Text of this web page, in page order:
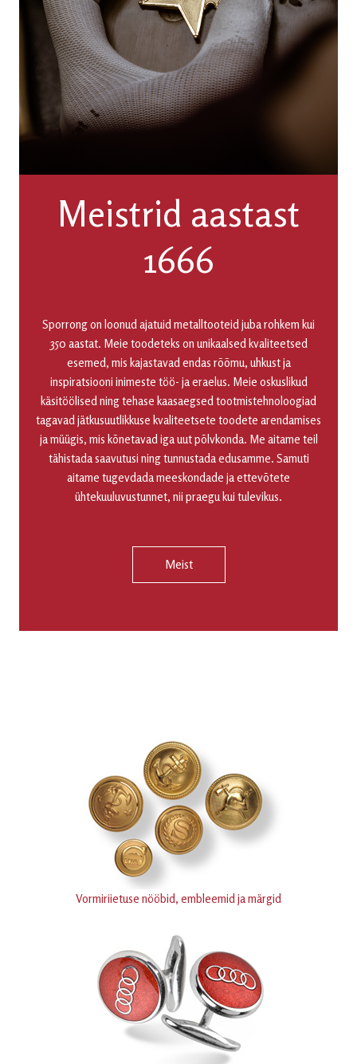
Meistrid aastast
1666
Sporrong on loonud ajatuid metalltooteid juba rohkem kui
350 aastat. Meie toodeteks on unikaalsed kvaliteetsed
esemed, mis kajastavad endas rõõmu, uhkust ja
inspiratsiooni inimeste töö- ja eraelus. Meie oskuslikud
käsitöölised ning tehase kaasaegsed tootmistehnoloogiad
tagavad jätkusuutlikkuse kvaliteetsete toodete arendamises
ja müügis, mis kõnetavad iga uut põlvkonda. Me aitame teil
tähistada saavutusi ning tunnustada edusamme. Samuti
aitame tugevdada meeskondade ja ettevõtete
ühtekuuluvustunnet, nii praegu kui tulevikus.
Meist
Vormiriietuse nööbid, embleemid ja märgid